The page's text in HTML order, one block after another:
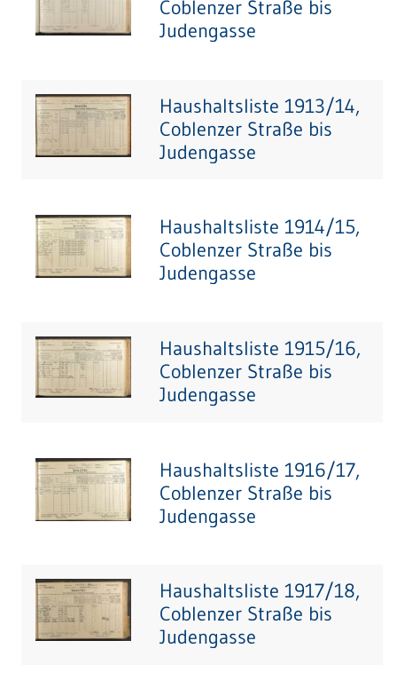
Coblenzer Straße bis
Judengasse
Haushaltsliste 1913/14,
Coblenzer Straße bis
Judengasse
Haushaltsliste 1914/15,
Coblenzer Straße bis
Judengasse
Haushaltsliste 1915/16,
Coblenzer Straße bis
Judengasse
Haushaltsliste 1916/17,
Coblenzer Straße bis
Judengasse
Haushaltsliste 1917/18,
Coblenzer Straße bis
Judengasse